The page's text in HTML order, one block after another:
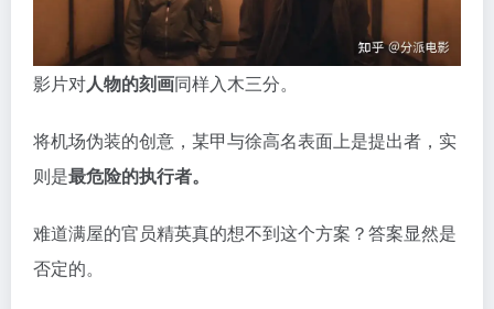
影片对人物的刻画同样入木三分。
将机场伪装的创意，某甲与徐高名表面上是提出者，实
则是最危险的执行者。
难道满屋的官员精英真的想不到这个方案？答案显然是
否定的。